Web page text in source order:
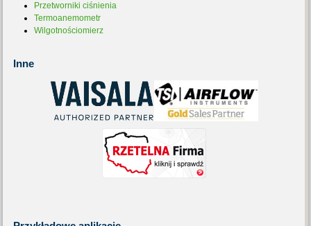
Przetworniki ciśnienia
Termoanemometr
Wilgotnościomierz
Inne